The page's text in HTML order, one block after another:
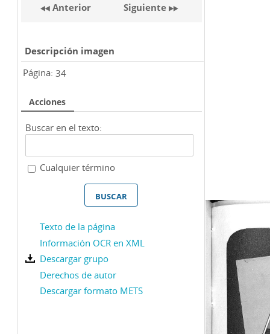
Anterior Siguiente
Descripción imagen
Página: 34
Acciones
Buscar en el texto:
Cualquier término
Texto de la página
Información OCR en XML
Descargar grupo
Derechos de autor
Descargar formato METS